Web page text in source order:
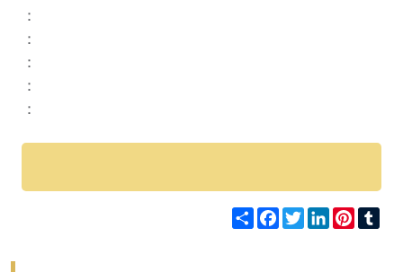
：
：
：
：
：
ShareFacebookTwitterLinkedIn